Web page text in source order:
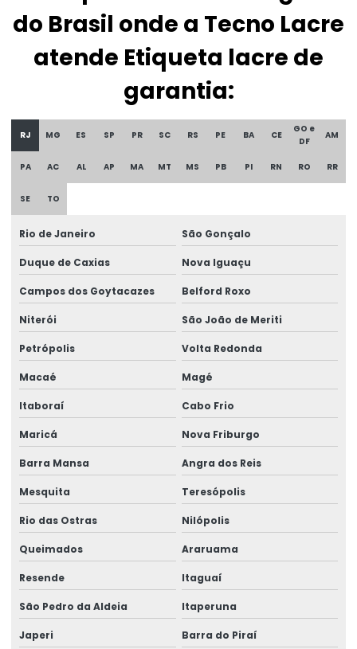
Etiqueta lacre casca de ovo
Etiqueta lacre de garantia
Etiqueta patrimônio policarbonato
Etiqueta de policarbonato
Etiqueta de segurança
Etiqueta de void
Etiqueta void prata
Etiquetas adesivas holográficas
Etiquetas holográficas
Etiquetas void personalizadas
Lacre adesivo
Lacre adesivo para alimentos personalizado
Lacre adesivo casca de ovo
Lacre adesivo personalizado
Lacre adesivo de segurança
Lacre adesivo de segurança personalizado
Lacre casca de ovo
Lacre casca de ovo personalizado
do Brasil onde a Tecno Lacre
atende Etiqueta lacre de
garantia:
RJ MG ES SP PR SC RS PE BA CE
GO e
DF
AM
PA AC AL AP MA MT MS PB PI RN RO RR
SE TO
Rio de Janeiro São Gonçalo
Duque de Caxias Nova Iguaçu
Campos dos Goytacazes Belford Roxo
Niterói São João de Meriti
Petrópolis Volta Redonda
Macaé Magé
Itaboraí Cabo Frio
Maricá Nova Friburgo
Barra Mansa Angra dos Reis
Mesquita Teresópolis
Rio das Ostras Nilópolis
Queimados Araruama
Resende Itaguaí
São Pedro da Aldeia Itaperuna
Japeri Barra do Piraí